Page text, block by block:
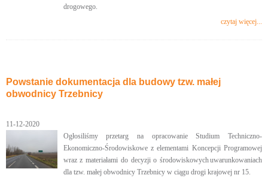
drogowego.
czytaj więcej...
Powstanie dokumentacja dla budowy tzw. małej
obwodnicy Trzebnicy
11-12-2020
Ogłosiliśmy przetarg na opracowanie Studium Techniczno-
Ekonomiczno-Środowiskowe z elementami Koncepcji Programowej
wraz z materiałami do decyzji o środowiskowych uwarunkowaniach
dla tzw. małej obwodnicy Trzebnicy w ciągu drogi krajowej nr 15.